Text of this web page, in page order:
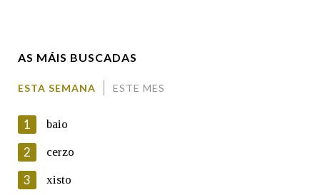
Enderezo electrónico
Comentario
AS MÁIS BUSCADAS
ESTA SEMANA ESTE MES
1 baio
2 cerzo
3 xisto